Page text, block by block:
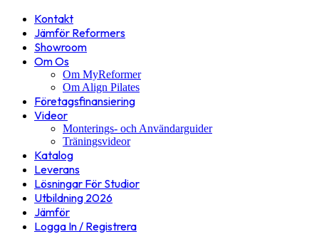
Kontakt
Jämför Reformers
Showroom
Om Os
Om MyReformer
Om Align Pilates
Företagsfinansiering
Videor
Monterings- och Användarguider
Träningsvideor
Katalog
Leverans
Lösningar För Studior
Utbildning 2026
Jämför
Logga In / Registrera